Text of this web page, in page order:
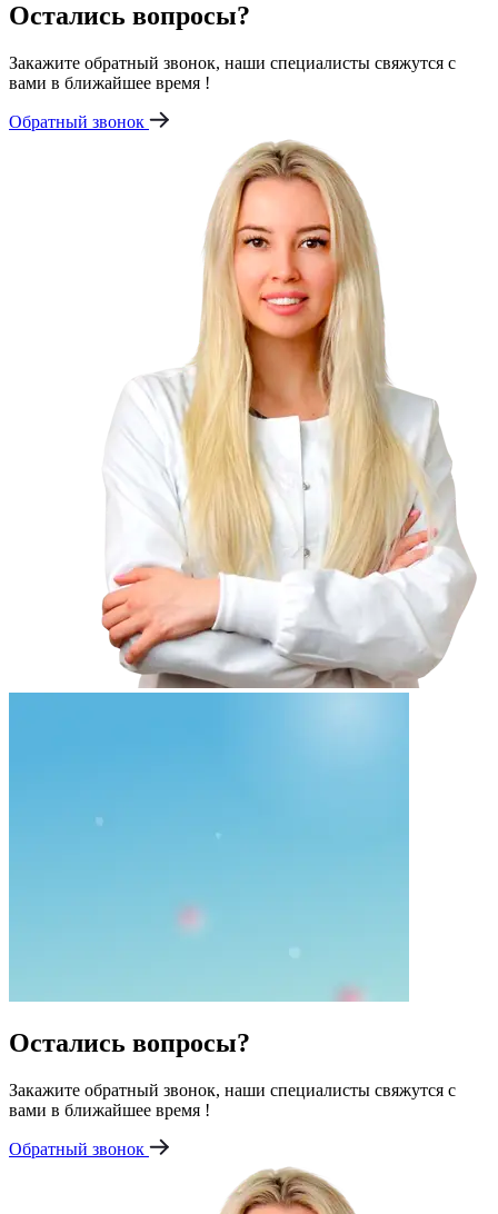
Остались вопросы?
Закажите обратный звонок, наши специалисты свяжутся с
вами в ближайшее время !
Обратный звонок
Остались вопросы?
Закажите обратный звонок, наши специалисты свяжутся с
вами в ближайшее время !
Обратный звонок